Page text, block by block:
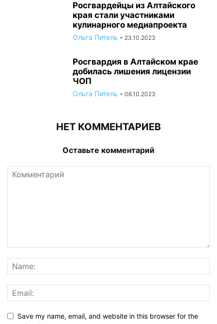
Росгвардейцы из Алтайского
края стали участниками
кулинарного медиапроекта
Ольга Питель - 23.10.2023
Росгвардия в Алтайском крае
добилась лишения лицензии
ЧОП
Ольга Питель - 06.10.2023
НЕТ КОММЕНТАРИЕВ
Оставьте комментарий
Save my name, email, and website in this browser for the